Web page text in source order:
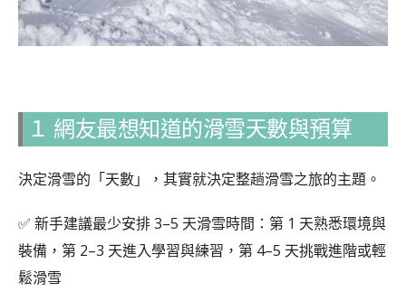
１ 網友最想知道的滑雪天數與預算
決定滑雪的「天數」，其實就決定整趟滑雪之旅的主題。
✅ 新手建議最少安排 3–5 天滑雪時間：第 1 天熟悉環境與
裝備，第 2–3 天進入學習與練習，第 4–5 天挑戰進階或輕
鬆滑雪